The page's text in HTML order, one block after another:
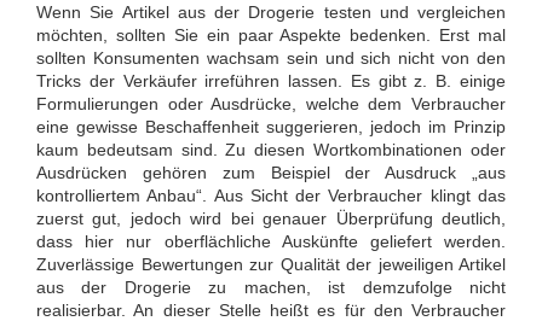
Wenn Sie Artikel aus der Drogerie testen und vergleichen
möchten, sollten Sie ein paar Aspekte bedenken. Erst mal
sollten Konsumenten wachsam sein und sich nicht von den
Tricks der Verkäufer irreführen lassen. Es gibt z. B. einige
Formulierungen oder Ausdrücke, welche dem Verbraucher
eine gewisse Beschaffenheit suggerieren, jedoch im Prinzip
kaum bedeutsam sind. Zu diesen Wortkombinationen oder
Ausdrücken gehören zum Beispiel der Ausdruck „aus
kontrolliertem Anbau“. Aus Sicht der Verbraucher klingt das
zuerst gut, jedoch wird bei genauer Überprüfung deutlich,
dass hier nur oberflächliche Auskünfte geliefert werden.
Zuverlässige Bewertungen zur Qualität der jeweiligen Artikel
aus der Drogerie zu machen, ist demzufolge nicht
realisierbar. An dieser Stelle heißt es für den Verbraucher